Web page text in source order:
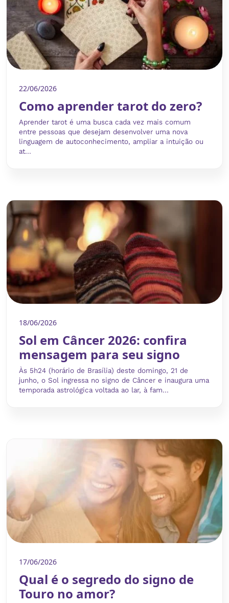
22/06/2026
Como aprender tarot do zero?
Aprender tarot é uma busca cada vez mais comum
entre pessoas que desejam desenvolver uma nova
linguagem de autoconhecimento, ampliar a intuição ou
at...
18/06/2026
Sol em Câncer 2026: confira
mensagem para seu signo
Às 5h24 (horário de Brasília) deste domingo, 21 de
junho, o Sol ingressa no signo de Câncer e inaugura uma
temporada astrológica voltada ao lar, à fam...
17/06/2026
Qual é o segredo do signo de
Touro no amor?